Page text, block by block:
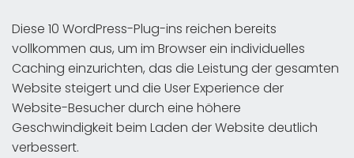
Diese 10 WordPress-Plug-ins reichen bereits
vollkommen aus, um im Browser ein individuelles
Caching einzurichten, das die Leistung der gesamten
Website steigert und die User Experience der
Website-Besucher durch eine höhere
Geschwindigkeit beim Laden der Website deutlich
verbessert.